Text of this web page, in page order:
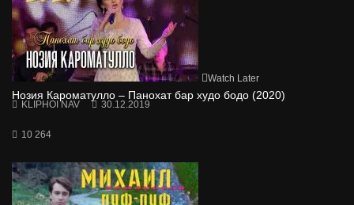
Watch Later
Нозия Кароматулло – Панохат бар худо бодо (2020)
KLIPHOI NAV 30.12.2019
10 264